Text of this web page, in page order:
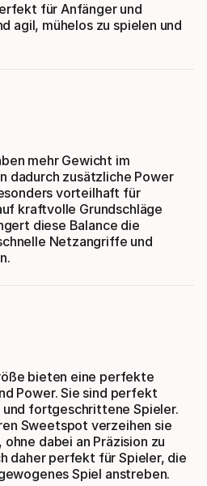
für Anfänger und
agil, mühelos zu spielen und
mehr Gewicht im
dadurch zusätzliche Power
vorteilhaft für
kraftvolle Grundschläge
diese Balance die
Netzangriffe und
bieten eine perfekte
Power. Sie sind perfekt
fortgeschrittene Spieler.
Sweetspot verzeihen sie
dabei an Präzision zu
daher perfekt für Spieler, die
Spiel anstreben.